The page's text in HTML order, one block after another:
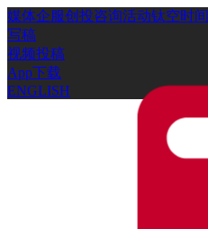
媒体企服创投咨询活动钛空时间
写稿
视频投稿
App下载
ENGLISH